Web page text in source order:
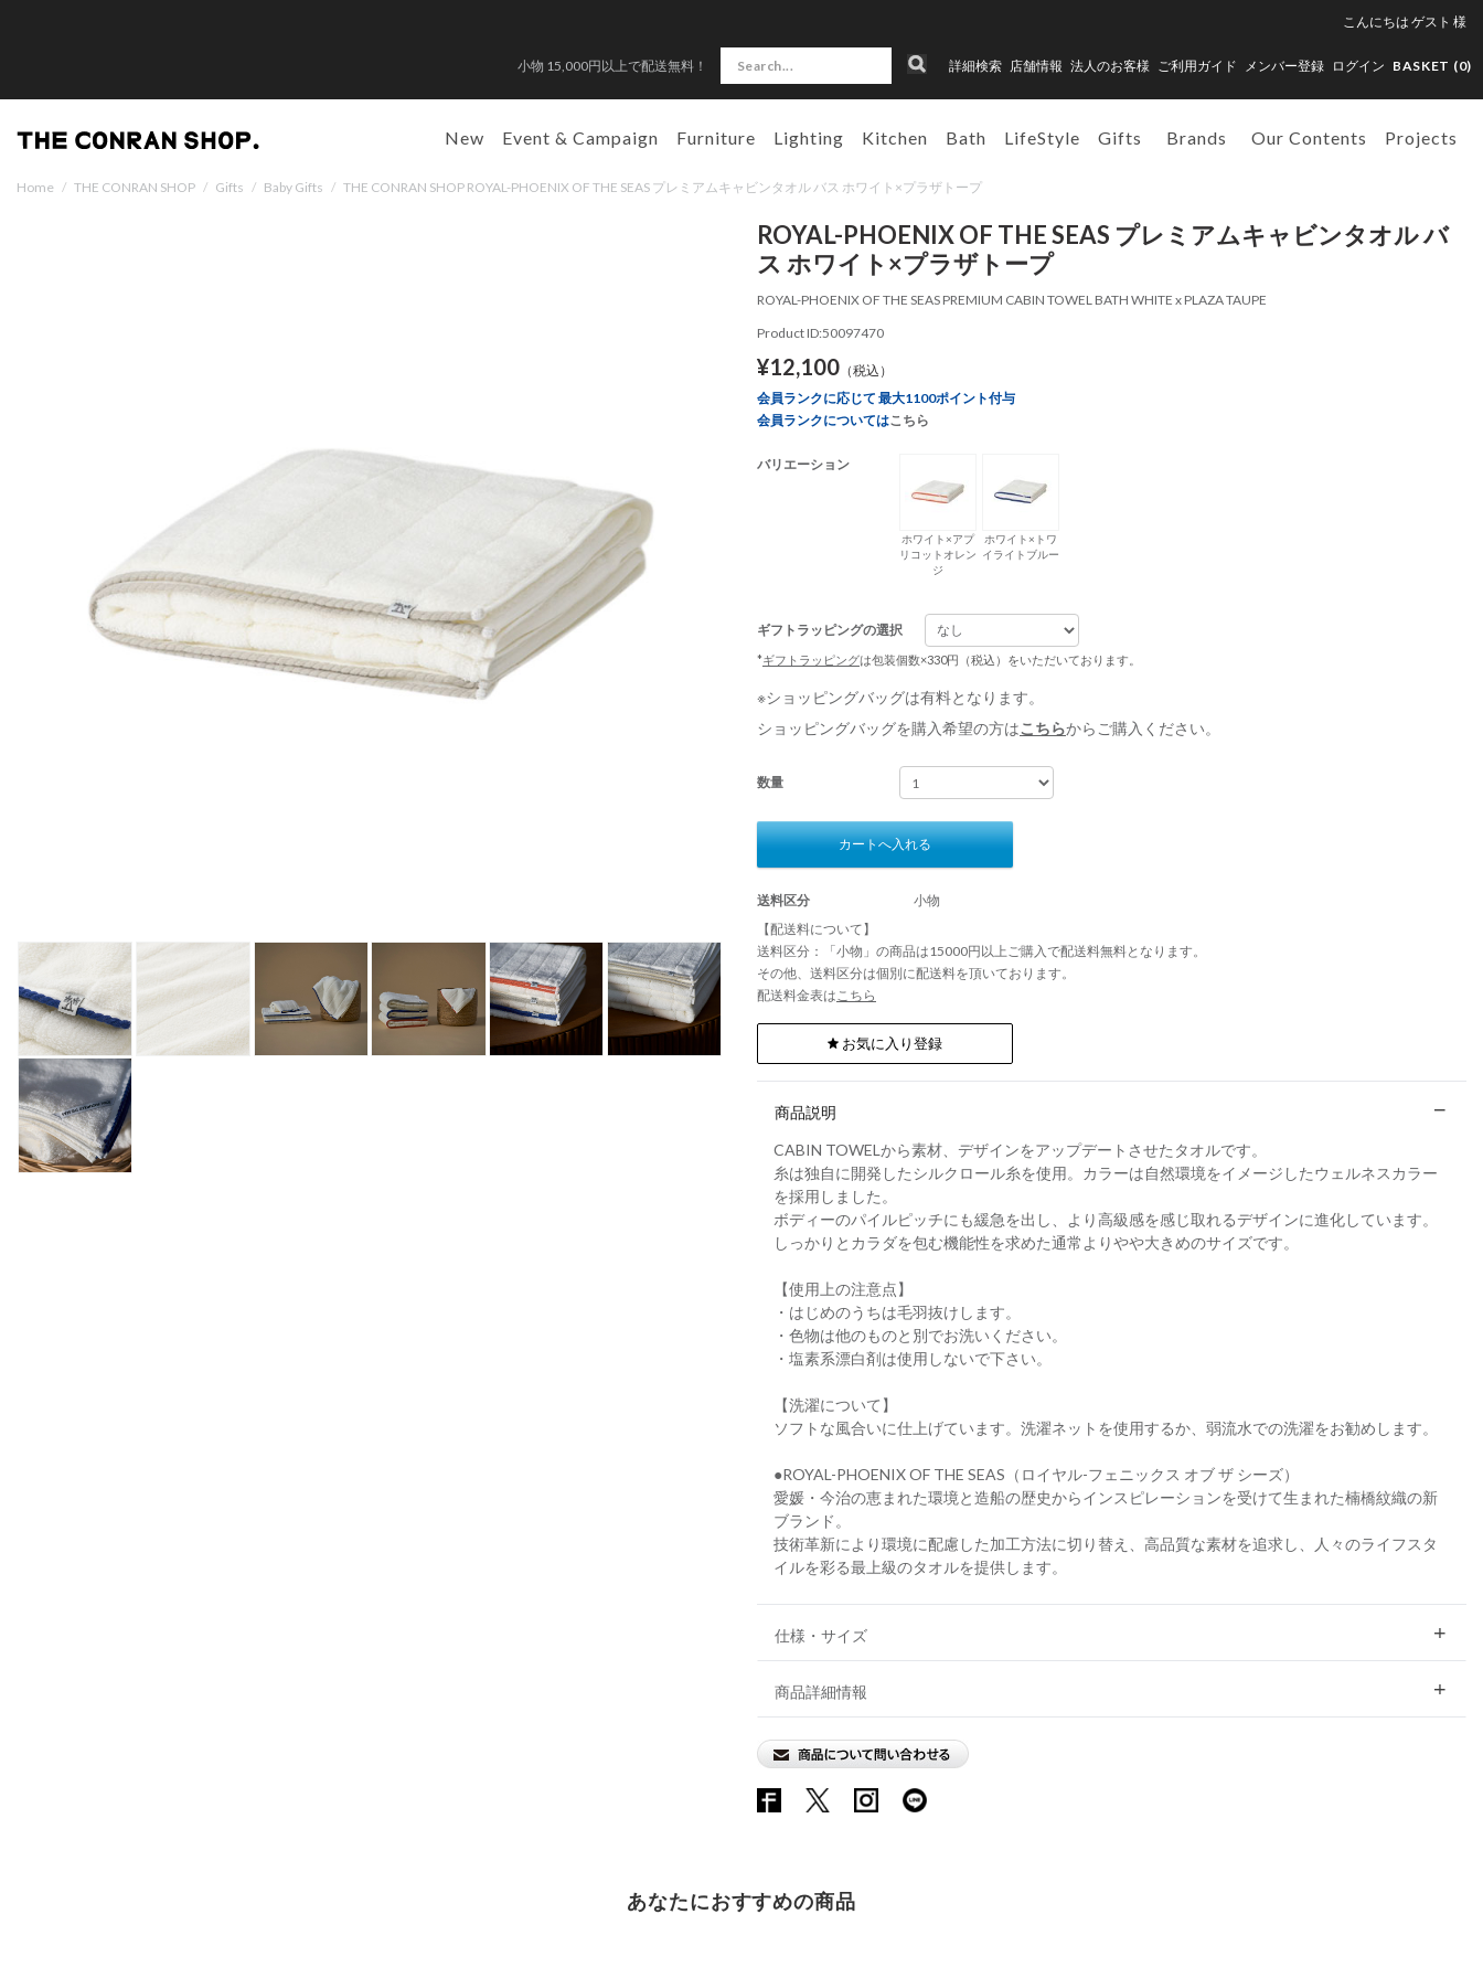
こんにちは ゲスト 様
小物 15,000円以上で配送無料！ 詳細検索 店舗情報 法人のお客様 ご利用ガイド メンバー登録 ログイン BASKET (0)
New Event & Campaign Furniture Lighting Kitchen Bath LifeStyle Gifts Brands Our Contents Projects
Home / THE CONRAN SHOP / Gifts / Baby Gifts / THE CONRAN SHOP ROYAL-PHOENIX OF THE SEAS プレミアムキャビンタオル バス ホワイト×プラザトープ
ROYAL-PHOENIX OF THE SEAS プレミアムキャビンタオル バ
ス ホワイト×プラザトープ
ROYAL-PHOENIX OF THE SEAS PREMIUM CABIN TOWEL BATH WHITE x PLAZA TAUPE
Product ID:50097470
¥12,100（税込）
会員ランクに応じて 最大1100ポイント付与
会員ランクについてはこちら
バリエーション
ホワイト×アプ
リコットオレン
ジ
ホワイト×トワ
イライトブルー
ギフトラッピングの選択
*ギフトラッピングは包装個数×330円（税込）をいただいております。
※ショッピングバッグは有料となります。
ショッピングバッグを購入希望の方はこちらからご購入ください。
数量
カートへ入れる
送料区分
小物
【配送料について】
送料区分：「小物」の商品は15000円以上ご購入で配送料無料となります。
その他、送料区分は個別に配送料を頂いております。
配送料金表はこちら
お気に入り登録
商品説明
CABIN TOWELから素材、デザインをアップデートさせたタオルです。
糸は独自に開発したシルクロール糸を使用。カラーは自然環境をイメージしたウェルネスカラー
を採用しました。
ボディーのパイルピッチにも緩急を出し、より高級感を感じ取れるデザインに進化しています。
しっかりとカラダを包む機能性を求めた通常よりやや大きめのサイズです。
【使用上の注意点】
・はじめのうちは毛羽抜けします。
・色物は他のものと別でお洗いください。
・塩素系漂白剤は使用しないで下さい。
【洗濯について】
ソフトな風合いに仕上げています。洗濯ネットを使用するか、弱流水での洗濯をお勧めします。
●ROYAL-PHOENIX OF THE SEAS（ロイヤル-フェニックス オブ ザ シーズ）
愛媛・今治の恵まれた環境と造船の歴史からインスピレーションを受けて生まれた楠橋紋織の新
ブランド。
技術革新により環境に配慮した加工方法に切り替え、高品質な素材を追求し、人々のライフスタ
イルを彩る最上級のタオルを提供します。
仕様・サイズ
商品詳細情報
あなたにおすすめの商品